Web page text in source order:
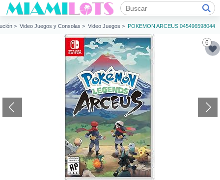
> Video Juegos y Consolas > Video Juegos > POKEMON ARCEUS 045496598044
6